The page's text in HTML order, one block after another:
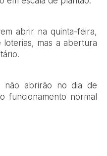
abrir na quinta-feira,
mas a abertura
não abrirão no dia de
funcionamento normal